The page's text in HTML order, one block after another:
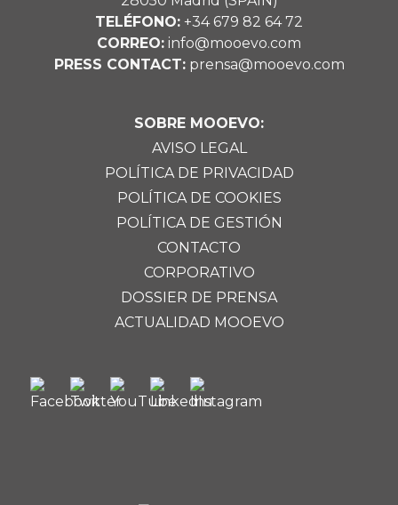
TELÉFONO: +34 679 82 64 72
CORREO: info@mooevo.com
PRESS CONTACT:prensa@mooevo.com
SOBRE MOOEVO:
AVISO LEGAL
POLÍTICA DE PRIVACIDAD
POLÍTICA DE COOKIES
POLÍTICA DE GESTIÓN
CONTACTO
CORPORATIVO
DOSSIER DE PRENSA
ACTUALIDAD MOOEVO